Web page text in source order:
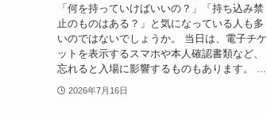
「何を持っていけばいいの？」「持ち込み禁
止のものはある？」と気になっている人も多
いのではないでしょうか。 当日は、電子チケ
ットを表示するスマホや本人確認書類など、
忘れると入場に影響するものもあります。 ...
2026年7月16日